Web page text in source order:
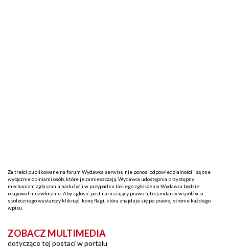
Za treści publikowane na forum Wydawca serwisu nie ponosi odpowiedzialności i są one
wyłącznie opiniami osób, które je zamieszczają. Wydawca udostępnia przystępny
mechanizm zgłaszania nadużyć i w przypadku takiego zgłoszenia Wydawca będzie
reagował niezwłocznie. Aby zgłosić post naruszający prawo lub standardy współżycia
społecznego wystarczy kliknąć ikonę flagi, która znajduje się po prawej stronie każdego
wpisu.
ZOBACZ MULTIMEDIA
dotyczące tej postaci w portalu